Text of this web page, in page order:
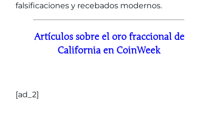
falsificaciones y recebados modernos.
Artículos sobre el oro fraccional de
California en CoinWeek
[ad_2]